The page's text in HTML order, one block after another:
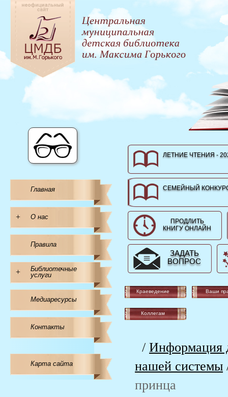
Главная
+ О нас
Правила
+
Библиотечные
услуги
Медиаресурсы
Контакты
Карта сайта
ЛЕТНИЕ ЧТЕНИЯ -
СЕМЕЙНЫЙ
ПРОДЛИТЬ
КНИГУ ОНЛАЙН
ЗАДАТЬ
ВОПРОС
Краеведение Ваши
Коллегам
/ Информация
нашей системы
принца